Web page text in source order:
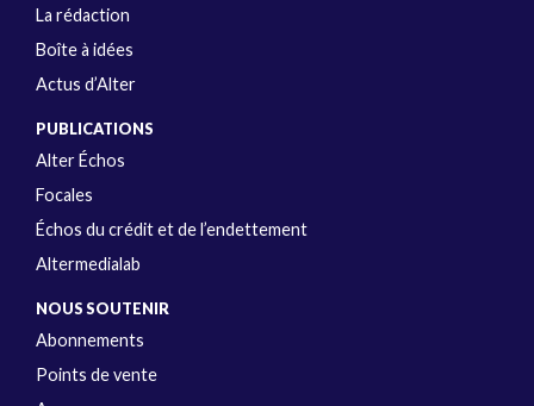
La rédaction
Boîte à idées
Actus d’Alter
PUBLICATIONS
Alter Échos
Focales
Échos du crédit et de l’endettement
Altermedialab
NOUS SOUTENIR
Abonnements
Points de vente